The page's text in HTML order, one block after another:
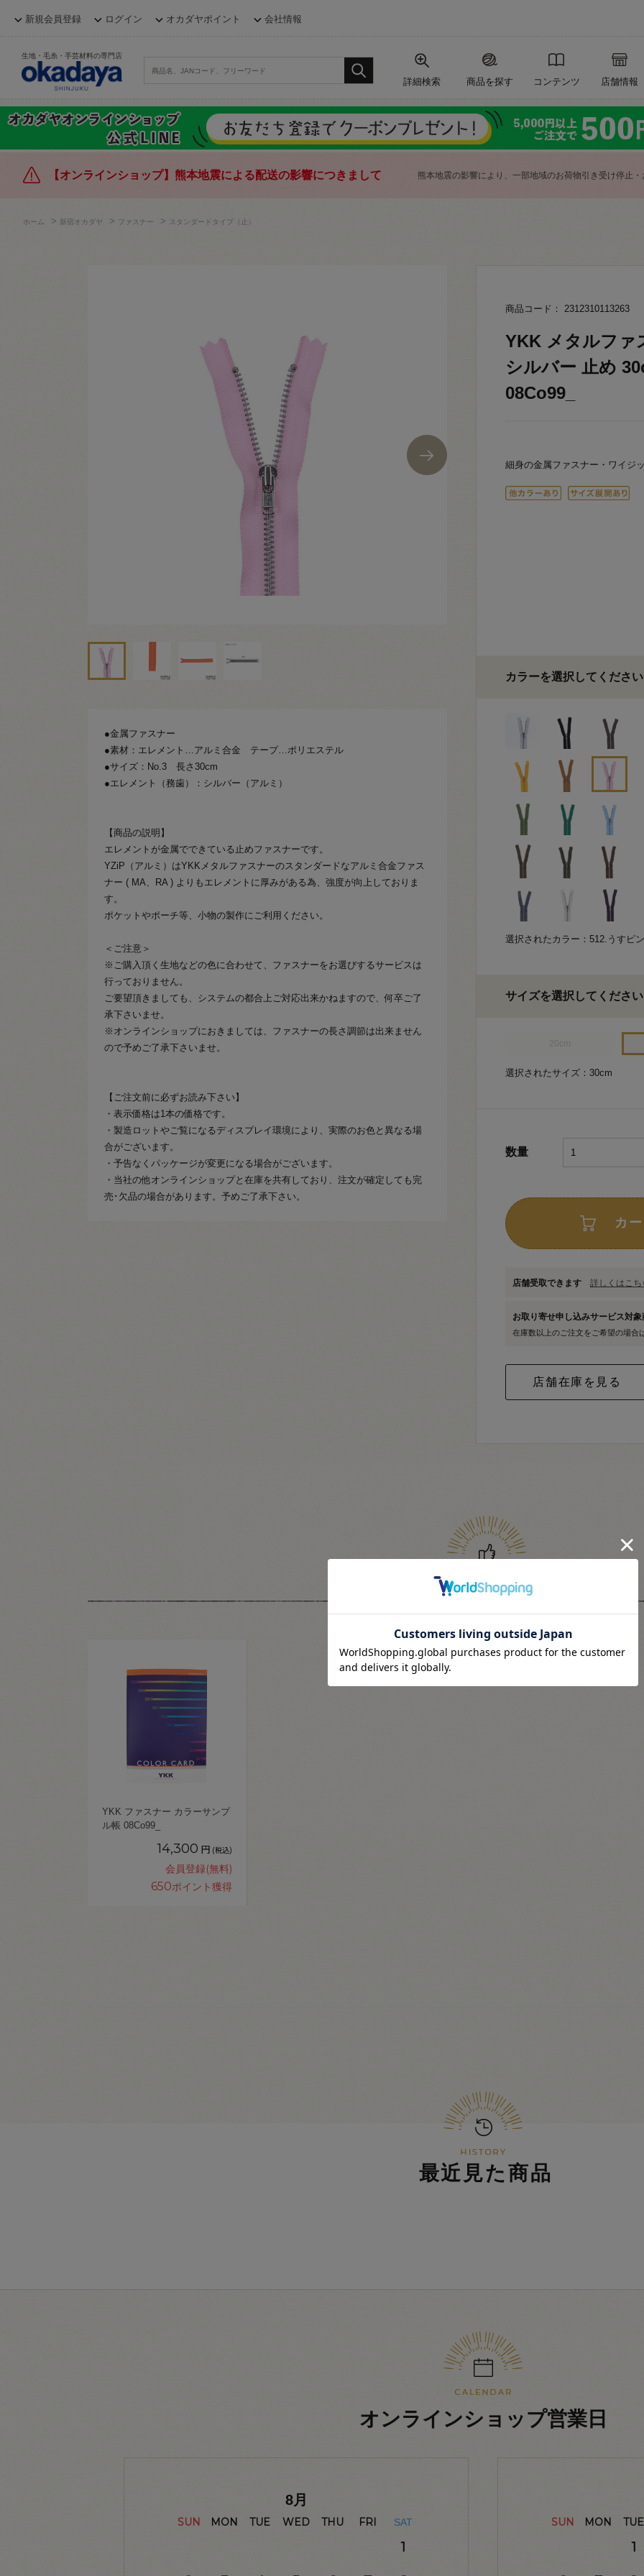
新規会員登録 ログイン オカダヤポイント 会社情報
生地・毛糸・手芸材料の専門店
詳細検索 商品を探す コンテンツ 店舗情報
【オンラインショップ】熊本地震による配送の影響につきまして 熊本地震の影響により、一部地域のお荷物引き受け停止
ホーム > 新宿オカダヤ > ファスナー > スタンダードタイプ（止）
●金属ファスナー
●素材：エレメント…アルミ合金 テープ…ポリエステル
●サイズ：No.3 長さ30cm
●エレメント（務歯）：シルバー（アルミ）
【商品の説明】
エレメントが金属でできている止めファスナーです。
YZiP（アルミ）はYKKメタルファスナーのスタンダードなアルミ合金ファス
ナー ( MA、RA ) よりもエレメントに厚みがある為、強度が向上しておりま
す。
ポケットやポーチ等、小物の製作にご利用ください。
＜ご注意＞
※ご購入頂く生地などの色に合わせて、ファスナーをお選びするサービスは
行っておりません。
ご要望頂きましても、システムの都合上ご対応出来かねますので、何卒ご了
承下さいませ。
※オンラインショップにおきましては、ファスナーの長さ調節は出来ません
ので予めご了承下さいませ。
【ご注文前に必ずお読み下さい】
・表示価格は1本の価格です。
・製造ロットやご覧になるディスプレイ環境により、実際のお色と異なる場
合がございます。
・予告なくパッケージが変更になる場合がございます。
・当社の他オンラインショップと在庫を共有しており、注文が確定しても完
売･欠品の場合があります。予めご了承下さい。
商品コード： 2312310113263
YKK メタルファ
シルバー 止め
08Co99_
細身の金属ファスナー・ワイジ
カラーを選択してください
選択されたカラー：512.うすピ
サイズを選択してください
選択されたサイズ：30cm
数量
カ
店舗受取できます 詳しくはこち
お取り寄せ申し込みサービス対
在庫数以上のご注文をご希望の場合
関連商品
YKK ファスナー カラーサンプ
ル帳 08Co99_
14,300 円 (税込)
会員登録(無料)
650ポイント獲得
最近見た商品
オンラインショップ営業日
8月
SUN MON TUE WED THU FRI SAT
1
SUN MON TUE
1